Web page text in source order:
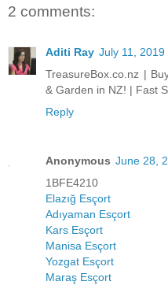
2 comments:
Aditi Ray July 11, 2019
TreasureBox.co.nz |
& Garden in NZ! | Fast
Reply
Anonymous June 28,
1BFE4210
Elazığ Esçort
Adıyaman Esçort
Kars Esçort
Manisa Esçort
Yozgat Esçort
Maraş Esçort